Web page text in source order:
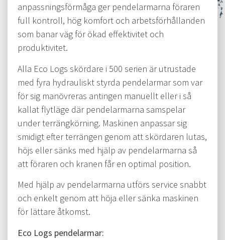
anpassningsförmåga ger pendelarmarna föraren
full kontroll, hög komfort och arbetsförhållanden
som banar väg för ökad effektivitet och
produktivitet.
Alla Eco Logs skördare i 500 serien är utrustade
med fyra hydrauliskt styrda pendelarmar som var
för sig manövreras antingen manuellt eller i så
kallat flytläge där pendelarmarna samspelar
under terrängkörning. Maskinen anpassar sig
smidigt efter terrängen genom att skördaren lutas,
höjs eller sänks med hjälp av pendelarmarna så
att föraren och kranen får en optimal position.
Med hjälp av pendelarmarna utförs service snabbt
och enkelt genom att höja eller sänka maskinen
för lättare åtkomst.
Eco Logs pendelarmar: